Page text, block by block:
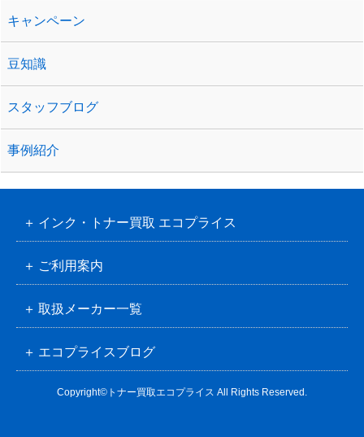
キャンペーン
豆知識
スタッフブログ
事例紹介
インク・トナー買取 エコプライス
ご利用案内
取扱メーカー一覧
エコプライスブログ
Copyright©トナー買取エコプライス All Rights Reserved.